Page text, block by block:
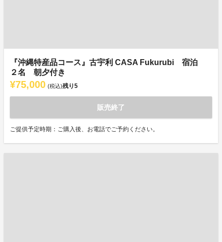
『沖縄特産品コース』古宇利 CASA Fukurubi 宿泊
２名 朝夕付き
¥75,000 (税込)残り5
販売終了
ご提供予定時期：ご購入後、お電話でご予約ください。